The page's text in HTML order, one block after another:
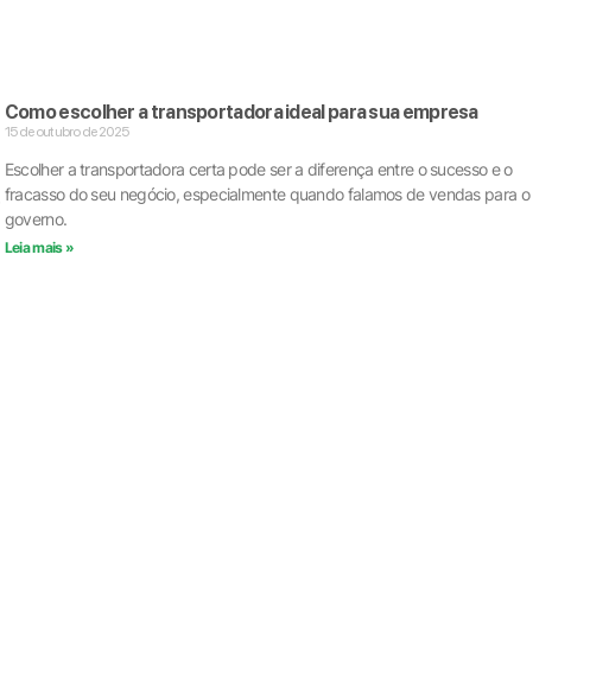
Como escolher a transportadora ideal para sua empresa
15 de outubro de 2025
Escolher a transportadora certa pode ser a diferença entre o sucesso e o
fracasso do seu negócio, especialmente quando falamos de vendas para o
governo.
Leia mais »